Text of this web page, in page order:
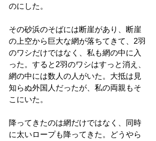
のにした。
その砂浜のそばには断崖があり、断崖
の上空から巨大な網が落ちてきて、2羽
のワシだけではなく、私も網の中に入
った。すると2羽のワシはすっと消え、
網の中には数人の人がいた。大抵は見
知らぬ外国人だったが、私の両親もそ
こにいた。
降ってきたのは網だけではなく、同時
に太いロープも降ってきた。どうやら